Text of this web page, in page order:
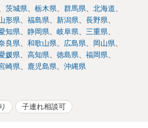
茨城県 栃木県 群馬県
北海道
形県 福島県 新潟県
長野県
知県 静岡県 岐阜県
三重県
良県 和歌山県 広島県
岡山県
媛県 高知県 徳島県
福岡県
崎県 鹿児島県 沖縄県
子連れ相談可